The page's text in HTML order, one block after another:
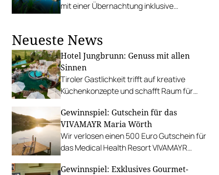
mit einer Übernachtung inklusive
Neueste News
Hotel Jungbrunn: Genuss mit allen
Sinnen
Tiroler Gastlichkeit trifft auf kreative
Küchenkonzepte und schafft Raum für
Gewinnen Sie eine Auszeit in Tannheim.
Gewinnspiel: Gutschein für das
VIVAMAYR Maria Wörth
Wir verlosen einen 500 Euro Gutschein für
das Medical Health Resort VIVAMAYR
Gewinnspiel: Exklusives Gourmet-